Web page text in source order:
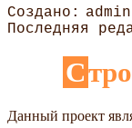
admin
Данный проект